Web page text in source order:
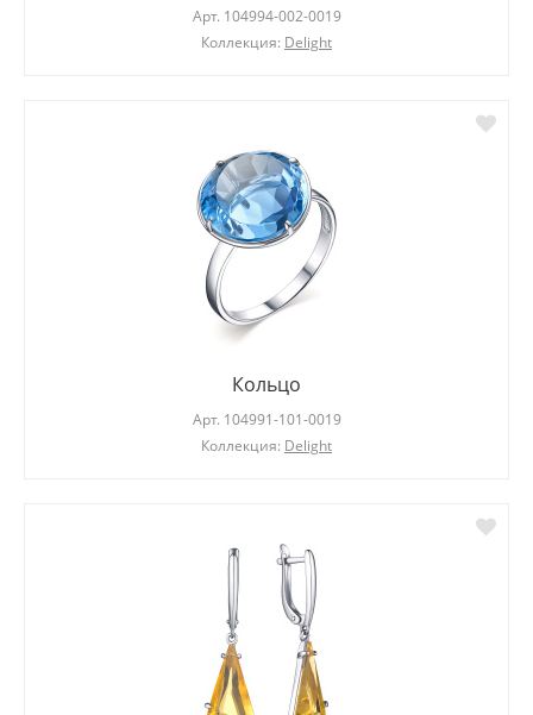
Арт. 104994-002-0019
Коллекция: Delight
Кольцо
Арт. 104991-101-0019
Коллекция: Delight